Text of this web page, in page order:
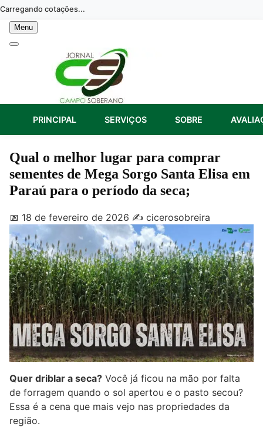
Skip
to
content
Carregando cotações...
Menu
PRINCIPAL SERVIÇOS SOBRE
Qual o melhor lugar para comprar
sementes de Mega Sorgo Santa Elisa em
Paraú para o período da seca;
📅 18 de fevereiro de 2026 ✍️ cicerosobreira
Quer driblar a seca? Você já ficou na mão por falta
de forragem quando o sol apertou e o pasto secou?
Essa é a cena que mais vejo nas propriedades da
região.